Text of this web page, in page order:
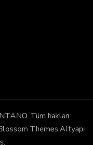
. Tüm hakları
Themes.Altyapı
.